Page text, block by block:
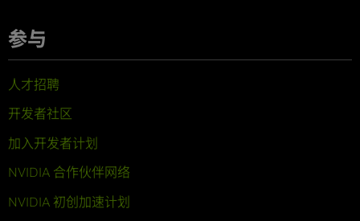
参与
人才招聘
开发者社区
加入开发者计划
NVIDIA 合作伙伴网络
NVIDIA 初创加速计划